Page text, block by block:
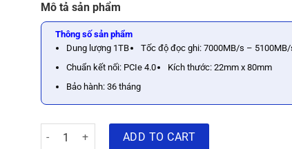
Mô tả sản phẩm
Thông số sản phẩm
Dung lượng 1TB
Tốc độ đọc ghi: 7000MB/s – 5100MB/
Chuẩn kết nối: PCIe 4.0
Kích thước: 22mm x 80mm
Bảo hành: 36 tháng
Ổ cứng SSD Samsung PM9A1 M2 PCIe 4.0 1TB quantity
ADD TO CART